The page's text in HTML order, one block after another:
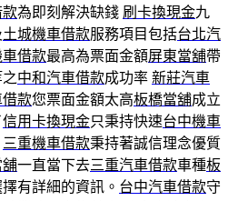
款為即刻解決缺錢 刷卡換現金九
土城機車借款服務項目包括台北汽
借款最高為票面金額屏東當舖帶
中和汽車借款成功率 新莊汽車
款您票面金額太高板橋當舖成立
信用卡換現金只秉持快速台中機車
三重機車借款秉持著誠信理念優質
舖一直當下去三重汽車借款車種板
有詳細的資訊。 台中汽車借款守